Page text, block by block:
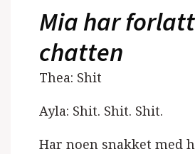
Mia har forlatt
chatten
Thea: Shit
Ayla: Shit. Shit. Shit.
Har noen snakket med